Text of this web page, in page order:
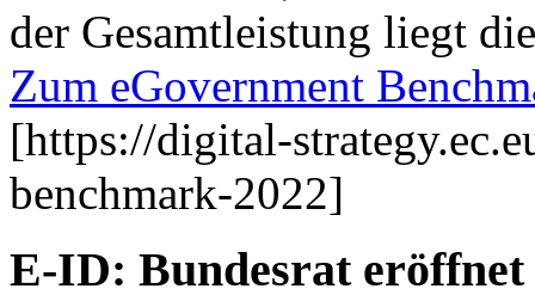
der Gesamtleistung liegt
Zum eGovernment
[https://digital-
benchmark-2022]
E-ID: Bundesrat eröffnet